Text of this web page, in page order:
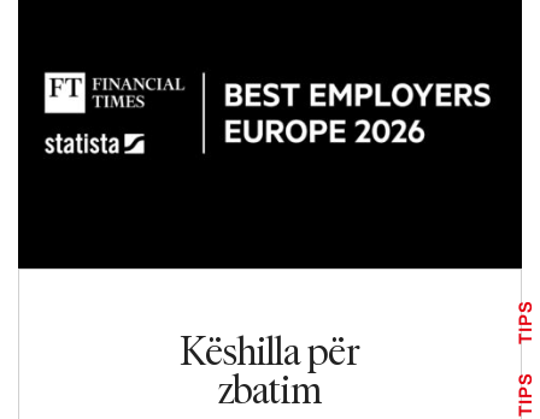
Këshilla për
zbatim TIPS
TIPS